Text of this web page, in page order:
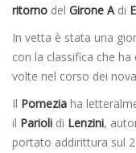
ritorno del Girone A di
In vetta è stata una
con la classifica che
volte nel corso dei
Il Pomezia ha
il Parioli di Lenzini,
portato addirittura sul